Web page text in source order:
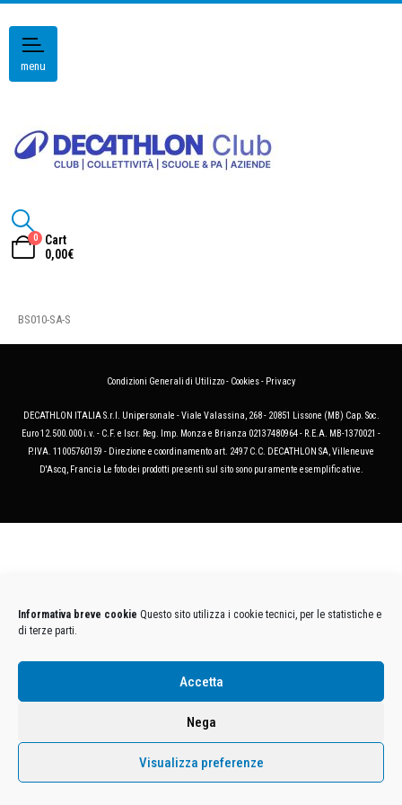
Informativa breve cookie Questo sito utilizza i cookie tecnici, per le statistiche e
di terze parti.
Accetta
Nega
Visualizza preferenze
menu
0
Cart
0,00€
BS010-SA-S
Condizioni Generali di Utilizzo- Cookies- Privacy
DECATHLON ITALIA S.r.l. Unipersonale - Viale Valassina, 268 - 20851 Lissone (MB) Cap. Soc.
Euro 12.500.000 i.v. - C.F. e Iscr. Reg. Imp. Monza e Brianza 02137480964 - R.E.A. MB-1370021 -
P.IVA. 11005760159 - Direzione e coordinamento art. 2497 C.C. DECATHLON SA, Villeneuve
D'Ascq, Francia Le foto dei prodotti presenti sul sito sono puramente esemplificative.